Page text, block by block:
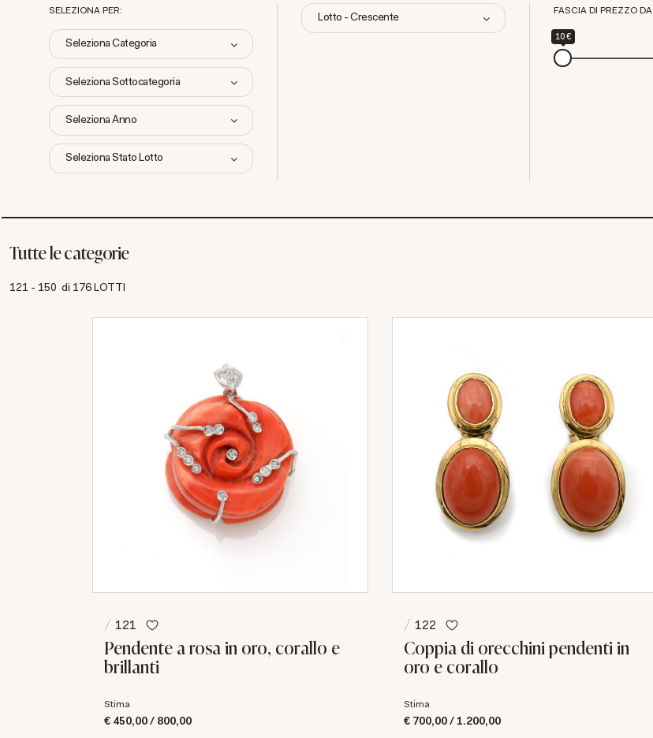
SELEZIONA PER:
Seleziona Categoria
Seleziona Sottocategoria
Seleziona Anno
Seleziona Stato Lotto
FASCIA DI PREZZO DA
10 €
Lotto - Crescente
Tutte le categorie
121 - 150 di 176 LOTTI
121
Pendente a rosa in oro, corallo e
brillanti
Stima
€ 450,00 / 800,00
122
Coppia di orecchini pendenti in
oro e corallo
Stima
€ 700,00 / 1.200,00